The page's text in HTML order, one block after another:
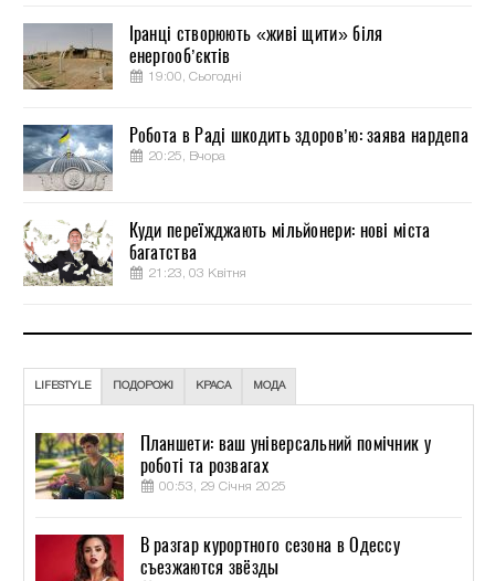
Іранці створюють «живі щити» біля
енергооб’єктів
19:00, Сьогодні
Робота в Раді шкодить здоров’ю: заява нардепа
20:25, Вчора
Куди переїжджають мільйонери: нові міста
багатства
21:23, 03 Квітня
LIFESTYLE ПОДОРОЖІ КРАСА МОДА
Планшети: ваш універсальний помічник у
роботі та розвагах
00:53, 29 Січня 2025
В разгар курортного сезона в Одессу
съезжаются звёзды